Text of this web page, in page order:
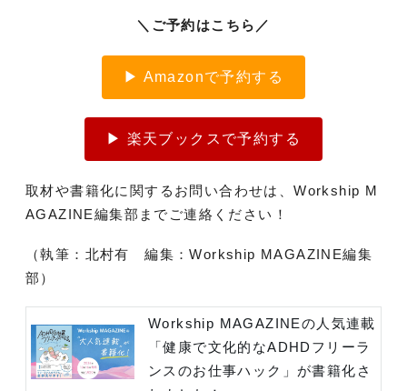
＼ご予約はこちら／
▶ Amazonで予約する
▶ 楽天ブックスで予約する
取材や書籍化に関するお問い合わせは、Workship M
AGAZINE編集部までご連絡ください！
（執筆：北村有 編集：Workship MAGAZINE編集
部）
Workship MAGAZINEの人気連載
「健康で文化的なADHDフリーラ
ンスのお仕事ハック」が書籍化さ